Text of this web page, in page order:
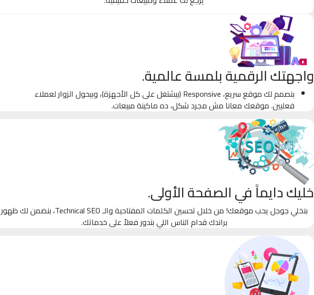
واجهتك الرقمية بلمسة عالمية.
بنصمم لك موقع سريع، Responsive (بيشتغل على كل الأجهزة)، وبيحول الزوار لعملاء
فعليين. موقعك معانا مش مجرد شكل، ده ماكينة مبيعات.
خليك دايماً في الصفحة الأولى.
بنخلي جوجل يحب موقعك! من خلال تحسين الكلمات المفتاحية والـ Technical SEO، بنضمن لك ظهور
براندك قدام الناس اللي بتدور فعلاً على خدماتك.